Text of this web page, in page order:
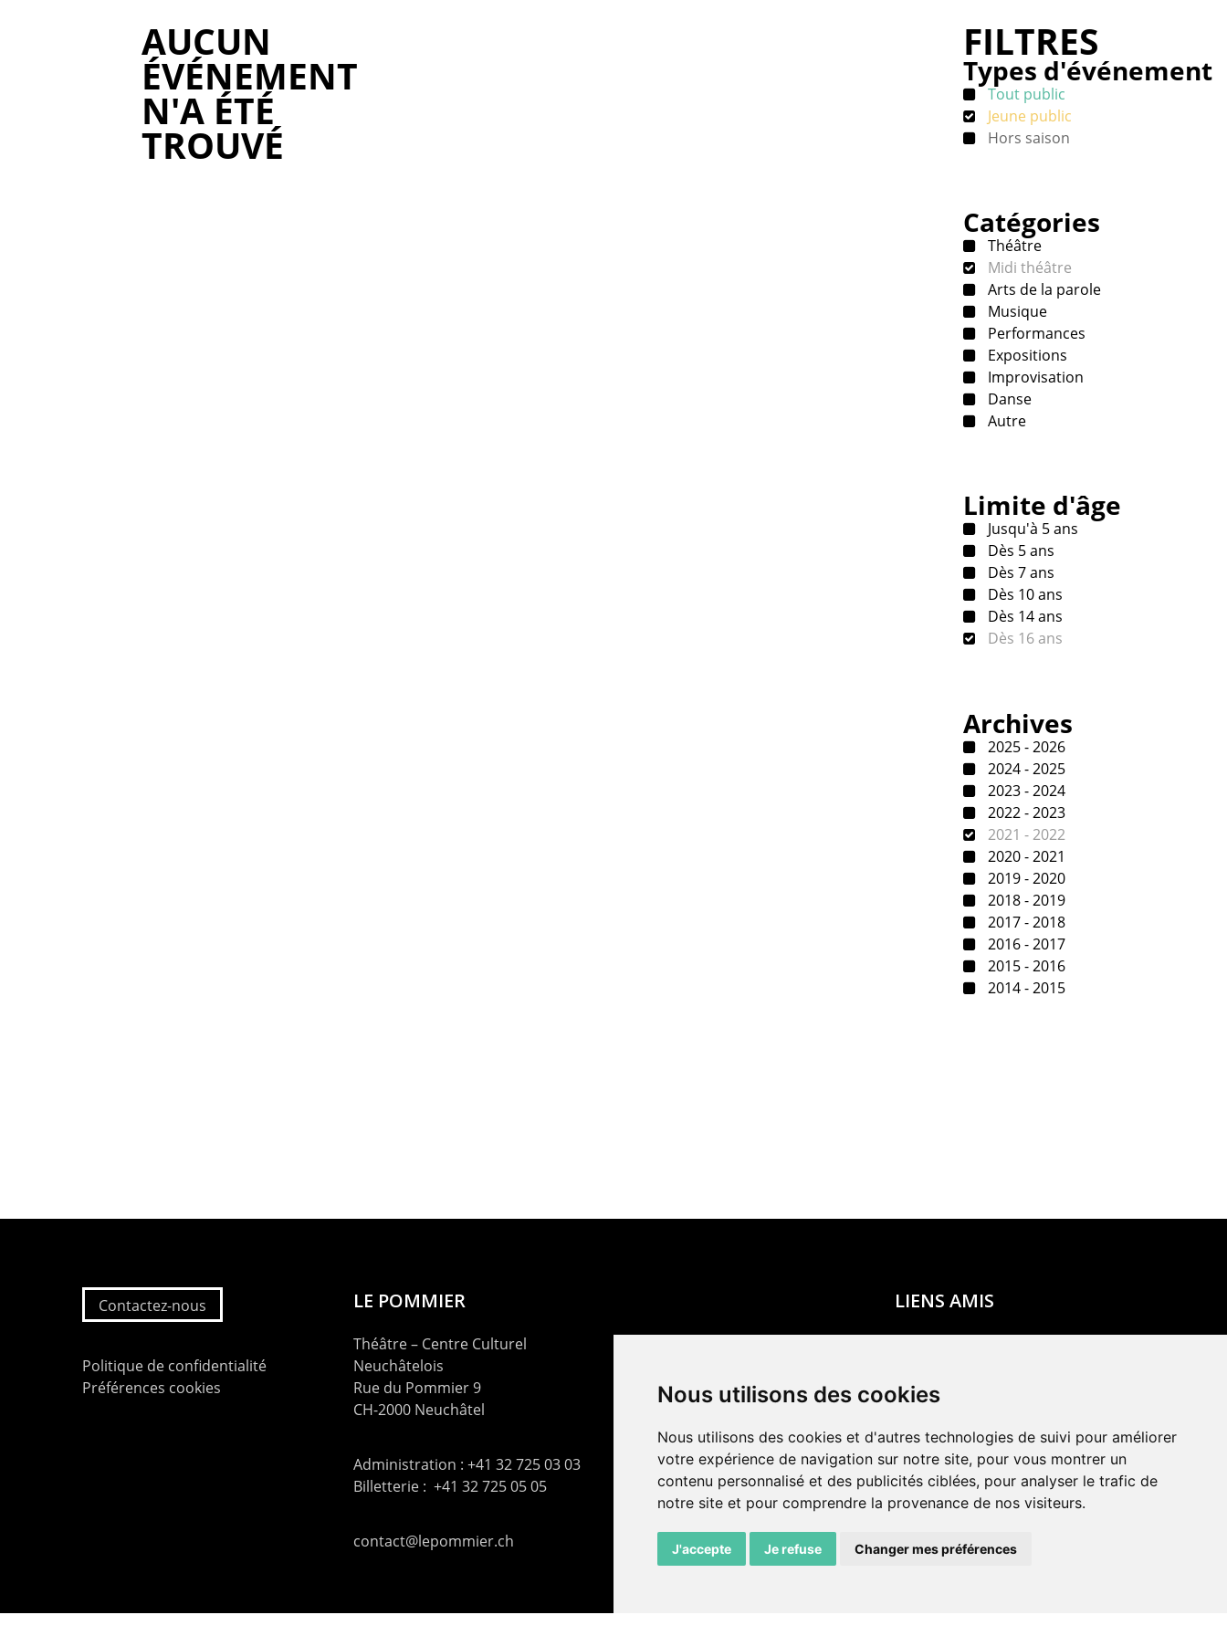
Nous utilisons des cookies
Nous utilisons des cookies et d'autres technologies de suivi pour améliorer
votre expérience de navigation sur notre site, pour vous montrer un
contenu personnalisé et des publicités ciblées, pour analyser le trafic de
notre site et pour comprendre la provenance de nos visiteurs.
J'accepte Je refuse Changer mes préférences
AUCUN
ÉVÉNEMENT
N'A ÉTÉ
TROUVÉ
FILTRES
Types d'événement
Tout public
Jeune public
Hors saison
Catégories
Théâtre
Midi théâtre
Arts de la parole
Musique
Performances
Expositions
Improvisation
Danse
Autre
Limite d'âge
Jusqu'à 5 ans
Dès 5 ans
Dès 7 ans
Dès 10 ans
Dès 14 ans
Dès 16 ans
Archives
2025 - 2026
2024 - 2025
2023 - 2024
2022 - 2023
2021 - 2022
2020 - 2021
2019 - 2020
2018 - 2019
2017 - 2018
2016 - 2017
2015 - 2016
2014 - 2015
Contactez-nous
Politique de confidentialité
Préférences cookies
LE POMMIER
Théâtre – Centre Culturel
Neuchâtelois
Rue du Pommier 9
CH-2000 Neuchâtel
Administration : +41 32 725 03 03
Billetterie : +41 32 725 05 05
contact@lepommier.ch
LIENS AMIS